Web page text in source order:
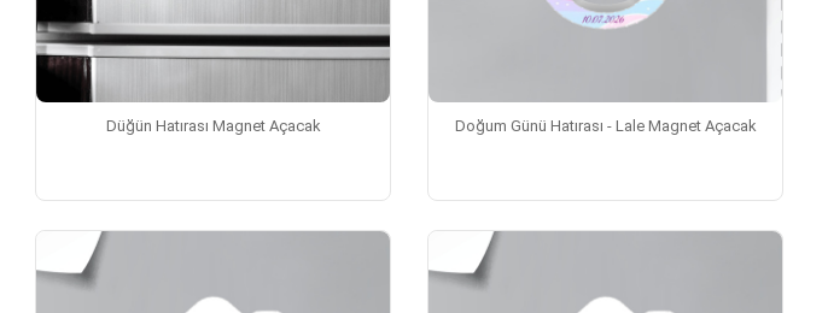
Düğün Hatırası Magnet Açacak Doğum Günü Hatırası - Lale Magnet Açacak